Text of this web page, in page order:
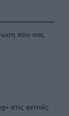
που σας
στις φετινές